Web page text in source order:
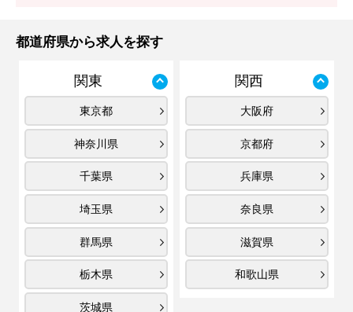
都道府県から求人を探す
関東
東京都
神奈川県
千葉県
埼玉県
群馬県
栃木県
茨城県
関西
大阪府
京都府
兵庫県
奈良県
滋賀県
和歌山県